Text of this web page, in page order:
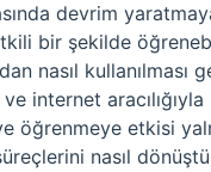
devrim
bir şekilde
nasıl
internet
öğrenmeye etkisi
nasıl